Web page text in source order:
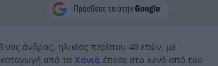
Ένας άνδρας, ηλικίας περίπου 40 ετών, με
καταγωγή από τα Χανιά έπεσε στο κενό από τον